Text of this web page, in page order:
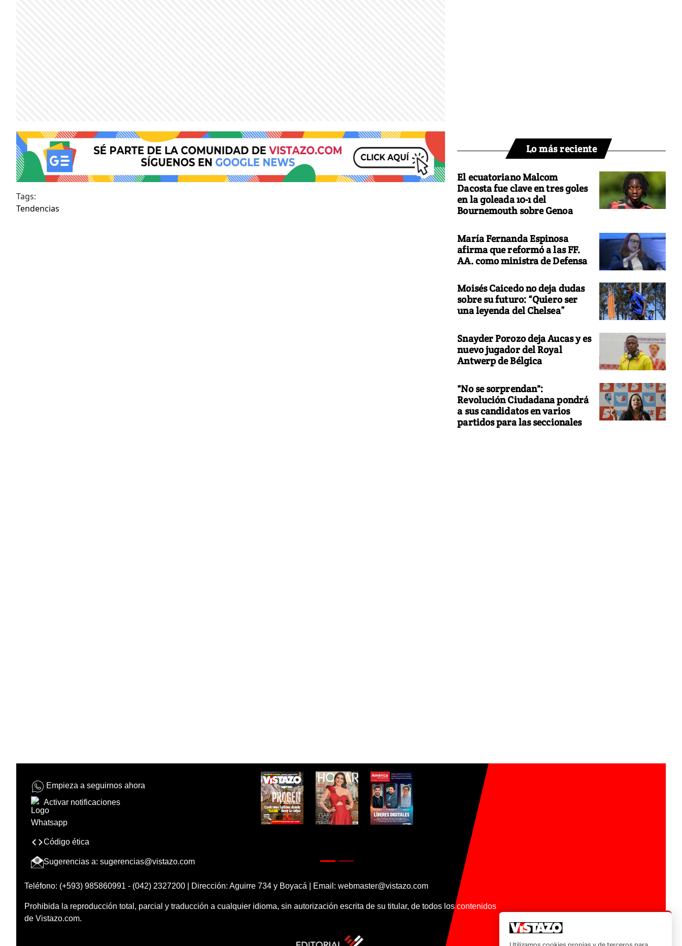
Tags:
Tendencias
Lo más reciente
El ecuatoriano Malcom
Dacosta fue clave en tres goles
en la goleada 10-1 del
Bournemouth sobre Genoa
María Fernanda Espinosa
afirma que reformó a las FF.
AA. como ministra de Defensa
Moisés Caicedo no deja dudas
sobre su futuro: “Quiero ser
una leyenda del Chelsea”
Snayder Porozo deja Aucas y es
nuevo jugador del Royal
Antwerp de Bélgica
"No se sorprendan":
Revolución Ciudadana pondrá
a sus candidatos en varios
partidos para las seccionales
Empieza a seguirnos ahora
Activar notificaciones
Código ética
Sugerencias a: sugerencias@vistazo.com
Teléfono: (+593) 985860991 - (042) 2327200 | Dirección: Aguirre 734 y Boyacá | Email: webmaster@vistazo.com
Prohibida la reproducción total, parcial y traducción a cualquier idioma, sin autorización escrita de su titular, de todos los contenidos
de Vistazo.com.